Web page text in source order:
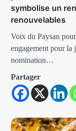
symbolise un
renouvelables
Voix du Paysan
engagement pour la
nomination…
Partager